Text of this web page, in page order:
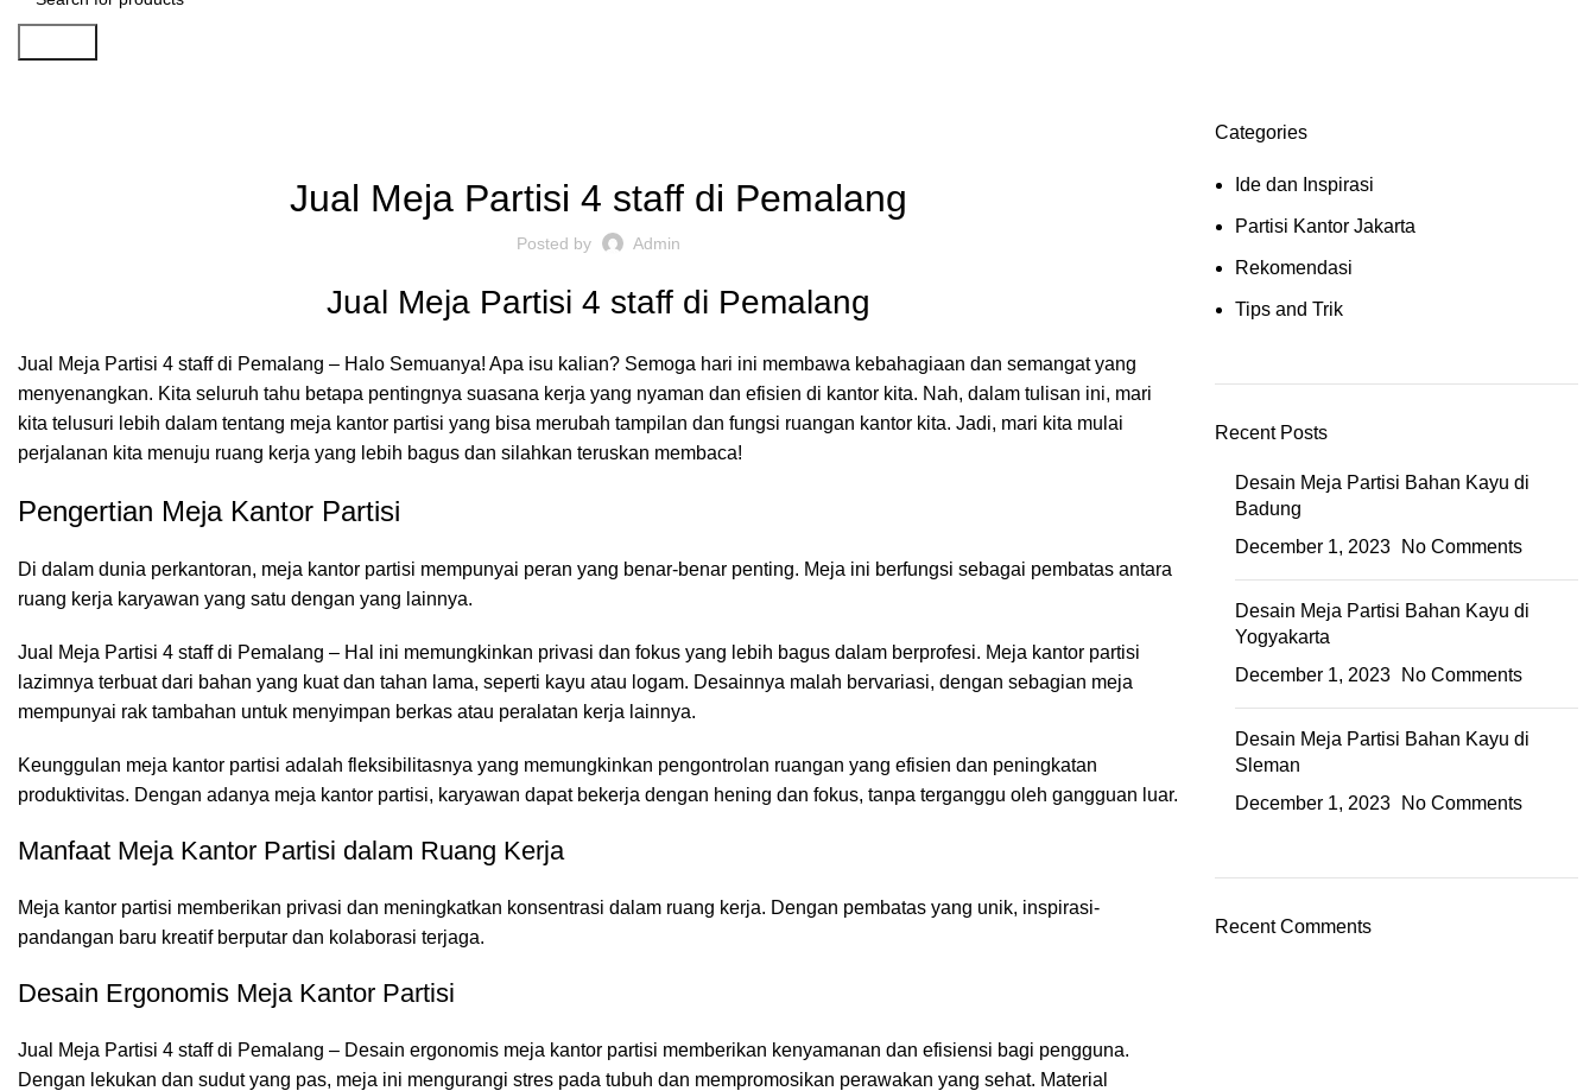
Jual Meja Partisi 4 staff di Pemalang
Posted by Admin
Jual Meja Partisi 4 staff di Pemalang
Jual Meja Partisi 4 staff di Pemalang – Halo Semuanya! Apa isu kalian? Semoga hari ini membawa kebahagiaan dan semangat yang
menyenangkan. Kita seluruh tahu betapa pentingnya suasana kerja yang nyaman dan efisien di kantor kita. Nah, dalam tulisan ini, mari
kita telusuri lebih dalam tentang meja kantor partisi yang bisa merubah tampilan dan fungsi ruangan kantor kita. Jadi, mari kita mulai
perjalanan kita menuju ruang kerja yang lebih bagus dan silahkan teruskan membaca!
Pengertian Meja Kantor Partisi
Di dalam dunia perkantoran, meja kantor partisi mempunyai peran yang benar-benar penting. Meja ini berfungsi sebagai pembatas antara
ruang kerja karyawan yang satu dengan yang lainnya.
Jual Meja Partisi 4 staff di Pemalang – Hal ini memungkinkan privasi dan fokus yang lebih bagus dalam berprofesi. Meja kantor partisi
lazimnya terbuat dari bahan yang kuat dan tahan lama, seperti kayu atau logam. Desainnya malah bervariasi, dengan sebagian meja
mempunyai rak tambahan untuk menyimpan berkas atau peralatan kerja lainnya.
Keunggulan meja kantor partisi adalah fleksibilitasnya yang memungkinkan pengontrolan ruangan yang efisien dan peningkatan
produktivitas. Dengan adanya meja kantor partisi, karyawan dapat bekerja dengan hening dan fokus, tanpa terganggu oleh gangguan luar.
Manfaat Meja Kantor Partisi dalam Ruang Kerja
Meja kantor partisi memberikan privasi dan meningkatkan konsentrasi dalam ruang kerja. Dengan pembatas yang unik, inspirasi-
pandangan baru kreatif berputar dan kolaborasi terjaga.
Desain Ergonomis Meja Kantor Partisi
Jual Meja Partisi 4 staff di Pemalang – Desain ergonomis meja kantor partisi memberikan kenyamanan dan efisiensi bagi pengguna.
Dengan lekukan dan sudut yang pas, meja ini mengurangi stres pada tubuh dan mempromosikan perawakan yang sehat. Material
Categories
Ide dan Inspirasi
Partisi Kantor Jakarta
Rekomendasi
Tips and Trik
Recent Posts
Desain Meja Partisi Bahan Kayu di
Badung
December 1, 2023
No Comments
Desain Meja Partisi Bahan Kayu di
Yogyakarta
December 1, 2023
No Comments
Desain Meja Partisi Bahan Kayu di
Sleman
December 1, 2023
No Comments
Recent Comments